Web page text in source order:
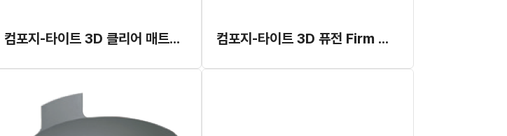
컴포지-타이트 3D 클리어 매트릭스 컴포지-타이트 3D 퓨전 Firm 타입 매트릭스 밴드 리필